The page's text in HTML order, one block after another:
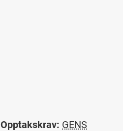
Opptakskrav: GENS